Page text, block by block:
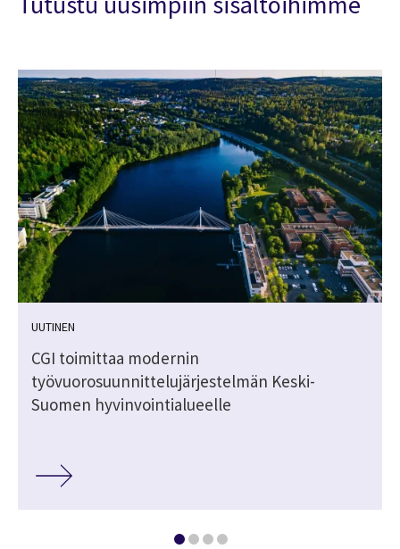
UUTINEN
CGI toimittaa modernin
työvuorosuunnittelujärjestelmän Keski-
Suomen hyvinvointialueelle